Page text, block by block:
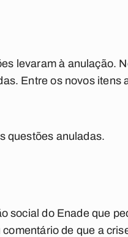
levaram à anulação.
Entre os novos itens
questões anuladas.
social do Enade que
de que a